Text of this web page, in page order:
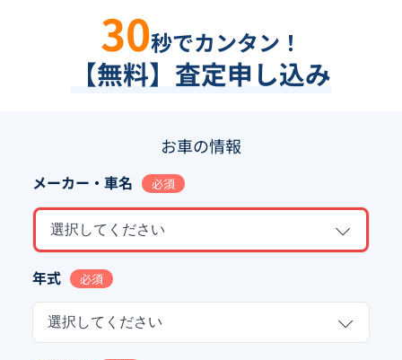
30秒でカンタン！
【無料】査定申し込み
お車の情報
メーカー・車名 必須
選択してください
年式 必須
選択してください